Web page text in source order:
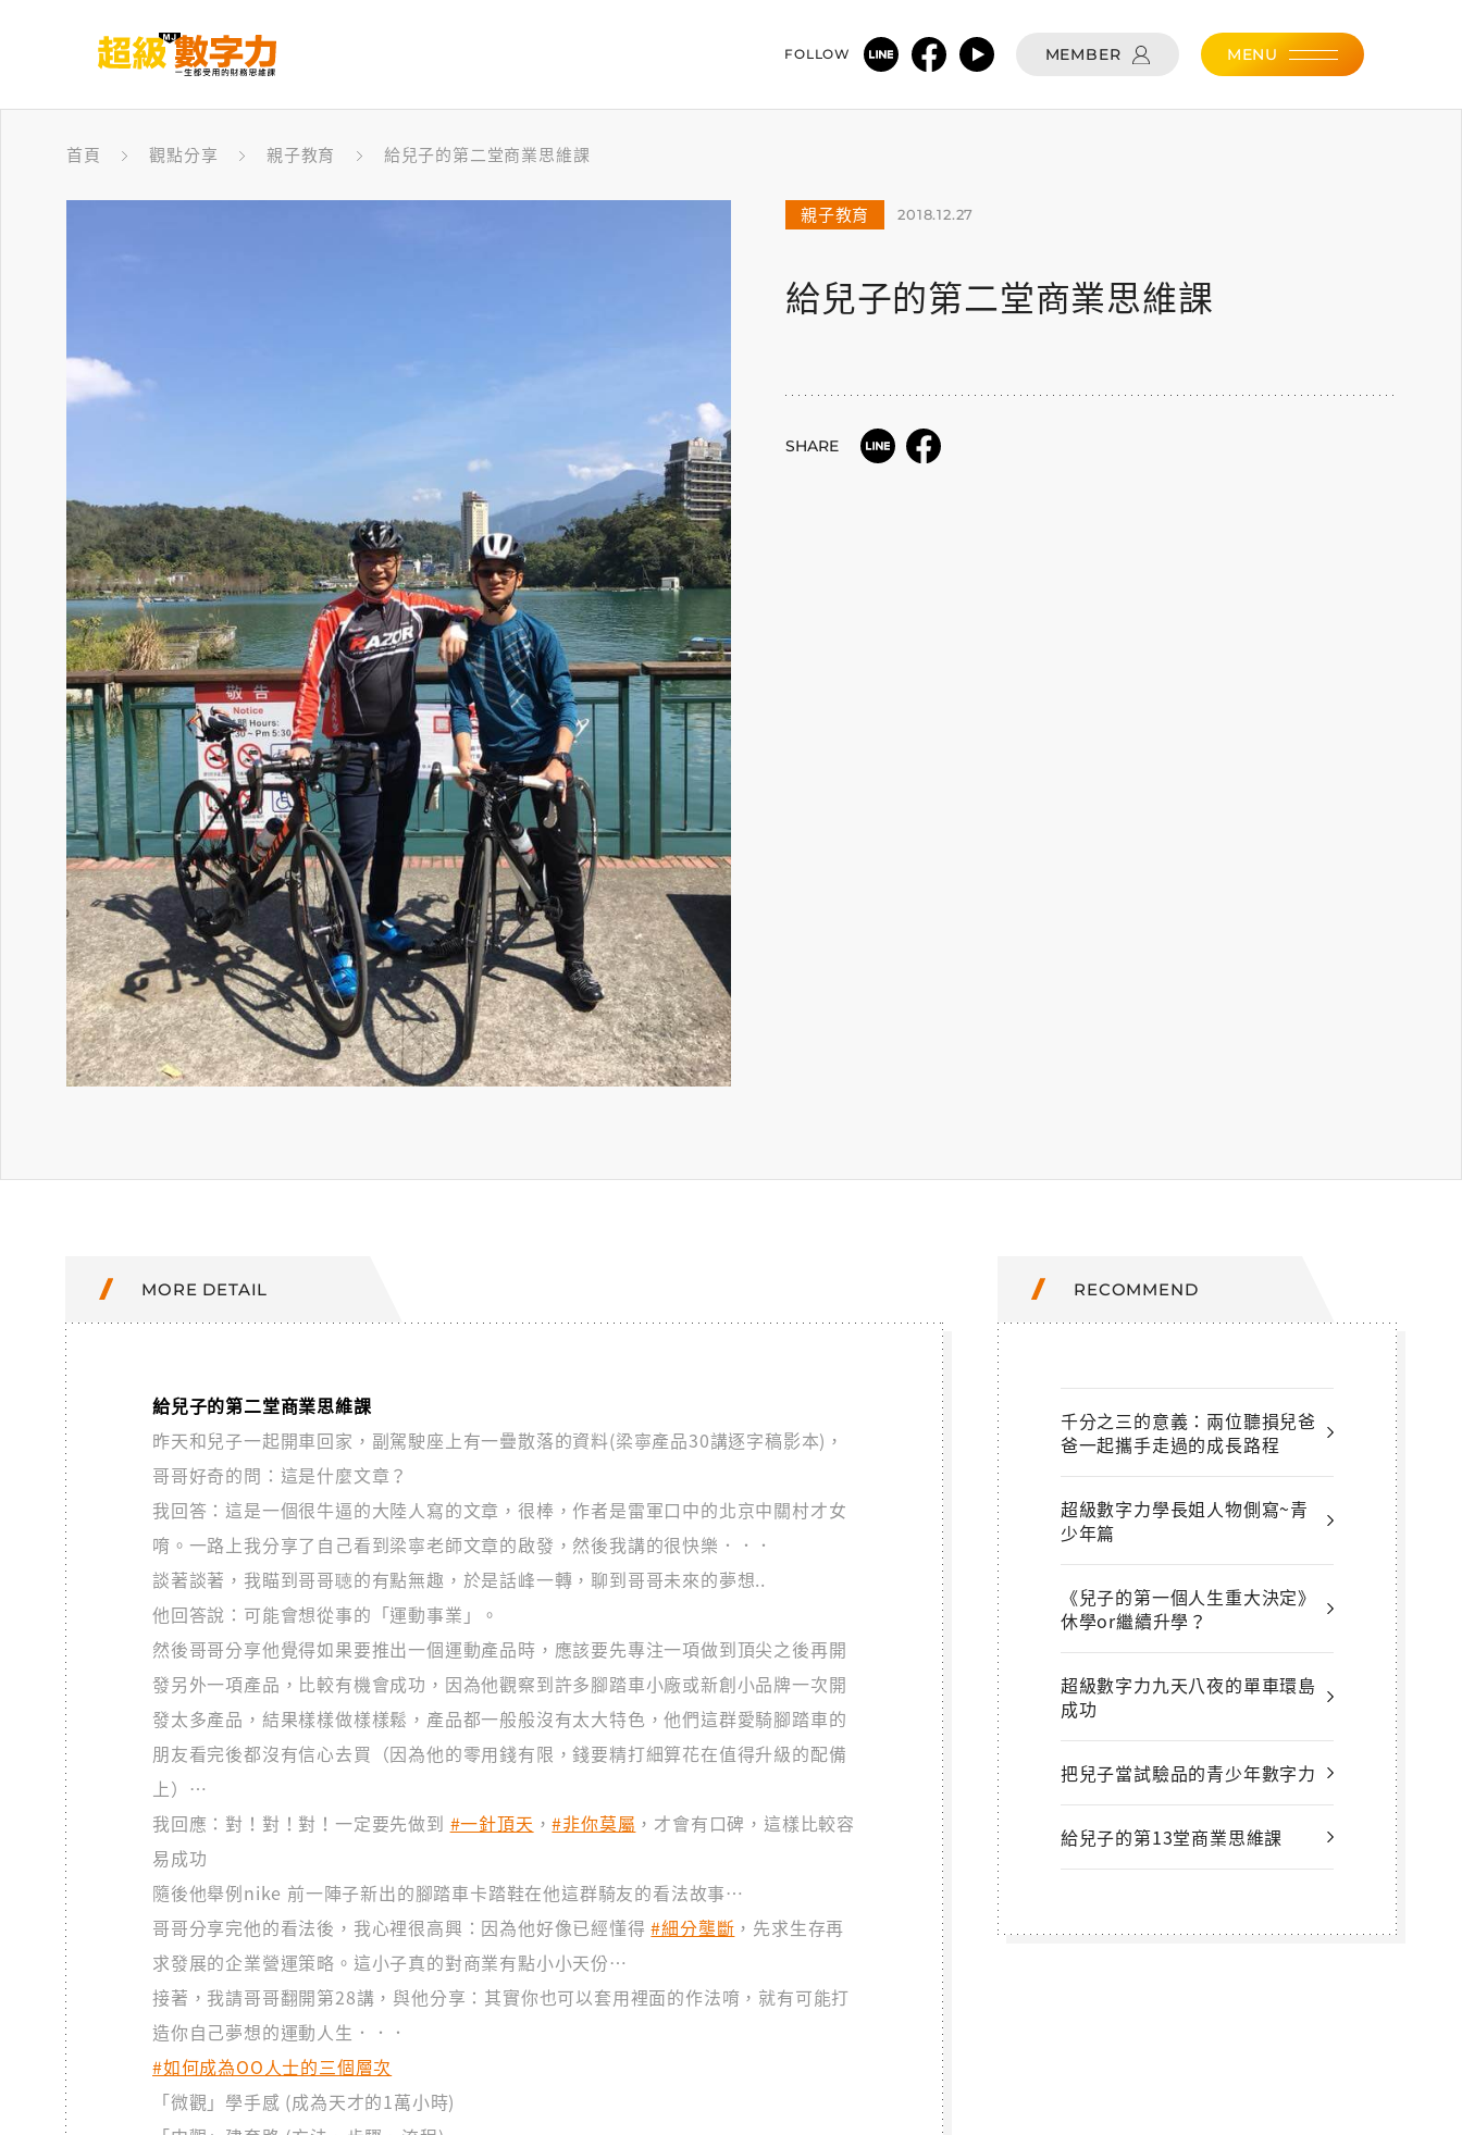
FOLLOW MEMBER MENU
首頁 觀點分享 親子教育 給兒子的第二堂商業思維課
親子教育 2018.12.27
給兒子的第二堂商業思維課
SHARE
MORE DETAIL
給兒子的第二堂商業思維課
昨天和兒子一起開車回家，副駕駛座上有一疊散落的資料(梁寧產品30講逐字稿影本)，
哥哥好奇的問：這是什麼文章？
我回答：這是一個很牛逼的大陸人寫的文章，很棒，作者是雷軍口中的北京中關村才女
唷。一路上我分享了自己看到梁寧老師文章的啟發，然後我講的很快樂．．．
談著談著，我瞄到哥哥聴的有點無趣，於是話峰一轉，聊到哥哥未來的夢想..
他回答說：可能會想從事的「運動事業」。
然後哥哥分享他覺得如果要推出一個運動產品時，應該要先專注一項做到頂尖之後再開
發另外一項產品，比較有機會成功，因為他觀察到許多腳踏車小廠或新創小品牌一次開
發太多產品，結果樣樣做樣樣鬆，產品都一般般沒有太大特色，他們這群愛騎腳踏車的
朋友看完後都沒有信心去買（因為他的零用錢有限，錢要精打細算花在值得升級的配備
上）…
我回應：對！對！對！一定要先做到 #一針頂天 ，#非你莫屬 ，才會有口碑，這樣比較容
易成功
隨後他舉例nike 前一陣子新出的腳踏車卡踏鞋在他這群騎友的看法故事…
哥哥分享完他的看法後，我心裡很高興：因為他好像已經懂得#細分壟斷 ，先求生存再
求發展的企業營運策略。這小子真的對商業有點小小天份…
接著，我請哥哥翻開第28講，與他分享：其實你也可以套用裡面的作法唷，就有可能打
造你自己夢想的運動人生．．．
#如何成為OO人士的三個層次
「微觀」學手感 (成為天才的1萬小時)
RECOMMEND
千分之三的意義：兩位聽損兒爸
爸一起攜手走過的成長路程
超級數字力學長姐人物側寫~青
少年篇
《兒子的第一個人生重大決定》
休學or繼續升學？
超級數字力九天八夜的單車環島
成功
把兒子當試驗品的青少年數字力
給兒子的第13堂商業思維課